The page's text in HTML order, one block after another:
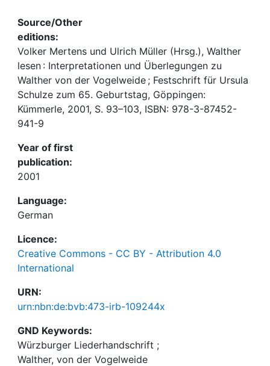
Source/Other
editions:
Volker Mertens und Ulrich Müller (Hrsg.), Walther
lesen : Interpretationen und Überlegungen zu
Walther von der Vogelweide ; Festschrift für Ursula
Schulze zum 65. Geburtstag, Göppingen:
Kümmerle, 2001, S. 93–103, ISBN: 978-3-87452-
941-9
Year of first
publication:
2001
Language:
German
Licence:
Creative Commons - CC BY - Attribution 4.0
International
URN:
urn:nbn:de:bvb:473-irb-109244x
GND Keywords:
Würzburger Liederhandschrift ;
Walther, von der Vogelweide